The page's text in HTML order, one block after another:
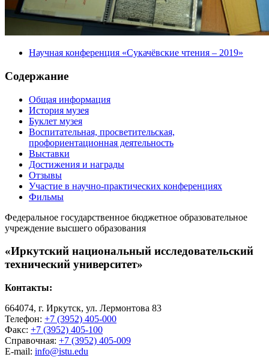
Научная конференция «Сукачёвские чтения – 2019»
Содержание
Общая информация
История музея
Буклет музея
Воспитательная, просветительская,
профориентационная деятельность
Выставки
Достижения и награды
Отзывы
Участие в научно-практических конференциях
Фильмы
Федеральное государственное бюджетное образовательное
учреждение высшего образования
«Иркутский национальный исследовательский
технический университет»
Контакты:
664074, г. Иркутск, ул. Лермонтова 83
Телефон: +7 (3952) 405-000
Факс: +7 (3952) 405-100
Справочная: +7 (3952) 405-009
E-mail: info@istu.edu